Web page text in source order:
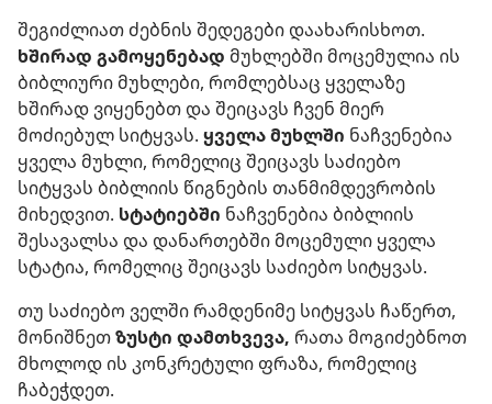
შეგიძლიათ ძებნის შედეგები დაახარისხოთ.
ხშირად გამოყენებად მუხლებში მოცემულია ის
ბიბლიური მუხლები, რომლებსაც ყველაზე
ხშირად ვიყენებთ და შეიცავს ჩვენ მიერ
მოძიებულ სიტყვას. ყველა მუხლში ნაჩვენებია
ყველა მუხლი, რომელიც შეიცავს საძიებო
სიტყვას ბიბლიის წიგნების თანმიმდევრობის
მიხედვით. სტატიებში ნაჩვენებია ბიბლიის
შესავალსა და დანართებში მოცემული ყველა
სტატია, რომელიც შეიცავს საძიებო სიტყვას.
თუ საძიებო ველში რამდენიმე სიტყვას ჩაწერთ,
მონიშნეთზუსტი დამთხვევა, რათა მოგიძებნოთ
მხოლოდ ის კონკრეტული ფრაზა, რომელიც
ჩაბეჭდეთ.